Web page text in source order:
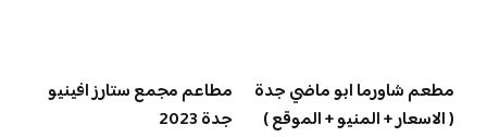
مطعم شاورما ابو ماضي جدة
( الاسعار + المنيو + الموقع )
مطاعم مجمع ستارز افينيو
جدة 2023